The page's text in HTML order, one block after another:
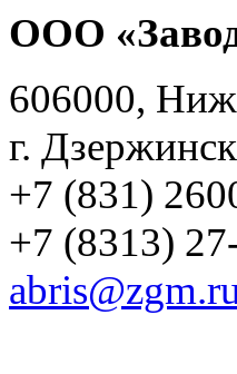
ООО
606000,
г.
+7 (831)
+7 (8313)